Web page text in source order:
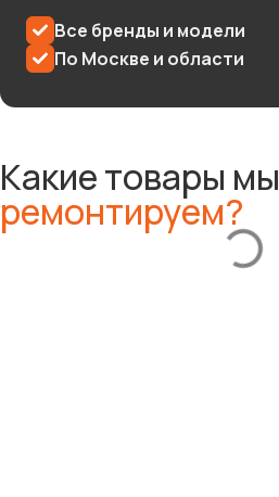
Самоходная газонокосилка
Все бренды и модели
По Москве и области
Какие товары мы
ремонтируем?